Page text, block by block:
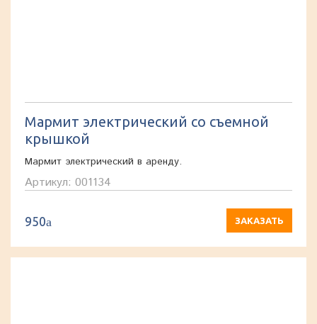
Мармит электрический со съемной
крышкой
Мармит электрический в аренду.
Артикул: 001134
950a ЗАКАЗАТЬ